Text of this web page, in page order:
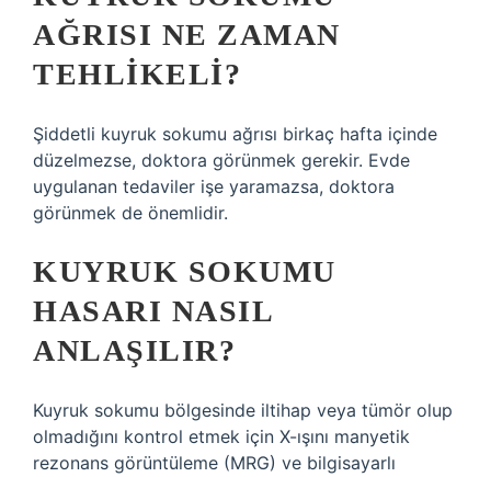
AĞRISI NE ZAMAN
TEHLIKELI?
Şiddetli kuyruk sokumu ağrısı birkaç hafta içinde
düzelmezse, doktora görünmek gerekir. Evde
uygulanan tedaviler işe yaramazsa, doktora
görünmek de önemlidir.
KUYRUK SOKUMU
HASARI NASIL
ANLAŞILIR?
Kuyruk sokumu bölgesinde iltihap veya tümör olup
olmadığını kontrol etmek için X-ışını manyetik
rezonans görüntüleme (MRG) ve bilgisayarlı